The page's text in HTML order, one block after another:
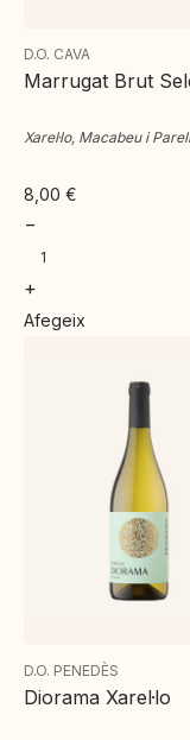
D.O. CAVA
Marrugat Brut
Xarel·lo, Macabeu i
8,00 €
−
+
Afegeix
D.O. PENEDÈS
Diorama Xarel·lo